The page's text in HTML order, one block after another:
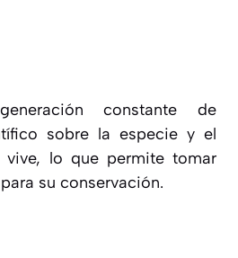
constante de
sobre la especie y el
vive, lo que permite tomar
su conservación.